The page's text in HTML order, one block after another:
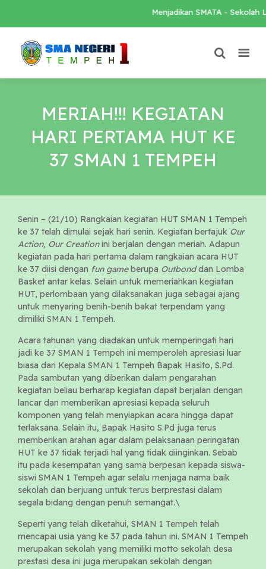
Menjadikan SMATA - Sekolah
MERIAH!!! KEGIATAN
HARI PERTAMA HUT KE
37 SMAN 1 TEMPEH
Senin – (21/10) Rangkaian kegiatan HUT SMAN 1 Tempeh
ke 37 telah dimulai sejak hari senin. Kegiatan bertajuk Our
Action, Our Creationini berjalan dengan meriah. Adapun
kegiatan pada hari pertama dalam rangkaian acara HUT
ke 37 diisi dengan fun gameberupa Outbonddan Lomba
Basket antar kelas. Selain untuk memeriahkan kegiatan
HUT, perlombaan yang dilaksanakan juga sebagai ajang
untuk menyaring benih-benih bakat terpendam yang
dimiliki SMAN 1 Tempeh.
Acara tahunan yang diadakan untuk memperingati hari
jadi ke 37 SMAN 1 Tempeh ini memperoleh apresiasi luar
biasa dari Kepala SMAN 1 Tempeh Bapak Hasito, S.Pd.
Pada sambutan yang diberikan dalam pengarahan
kegiatan beliau berharap kegiatan dapat berjalan dengan
lancar dan memberikan apresiasi kepada seluruh
komponen yang telah menyiapkan acara hingga dapat
terlaksana. Selain itu, Bapak Hasito S.Pd juga terus
memberikan arahan agar dalam pelaksanaan peringatan
HUT ke 37 tidak terjadi hal yang tidak diinginkan. Sebab
itu pada kesempatan yang sama berpesan kepada siswa-
siswi SMAN 1 Tempeh agar selalu menjaga nama baik
sekolah dan berjuang untuk terus berprestasi dalam
segala bidang dengan penuh semangat.\
Seperti yang telah diketahui, SMAN 1 Tempeh telah
mencapai usia yang ke 37 pada tahun ini. SMAN 1 Tempeh
merupakan sekolah yang memiliki motto sekolah desa
prestasi desa ini juga merupakan sekolah dengan